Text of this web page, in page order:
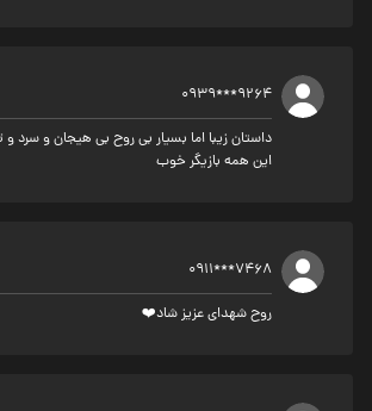
0939***9264
داستان زیبا اما بسیار بی روح بی هیجان و سرد و
این همه بازیگر خوب
0911***7468
روح شهدای عزیز شاد❤️